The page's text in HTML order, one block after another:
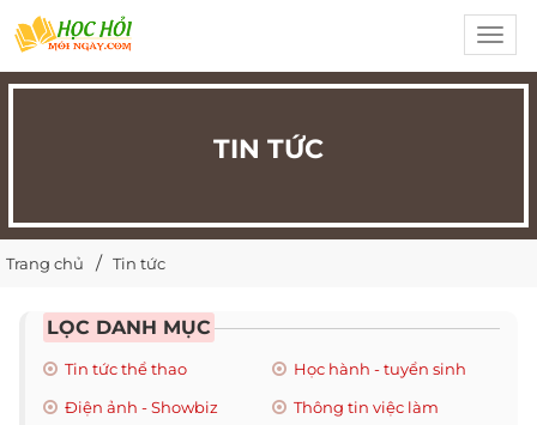
TIN TỨC
Trang chủ Tin tức
LỌC DANH MỤC
Tin tức thể thao
Học hành - tuyển sinh
Điện ảnh - Showbiz
Thông tin việc làm